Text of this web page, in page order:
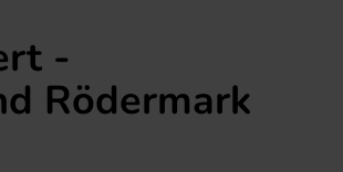
-
Rödermark